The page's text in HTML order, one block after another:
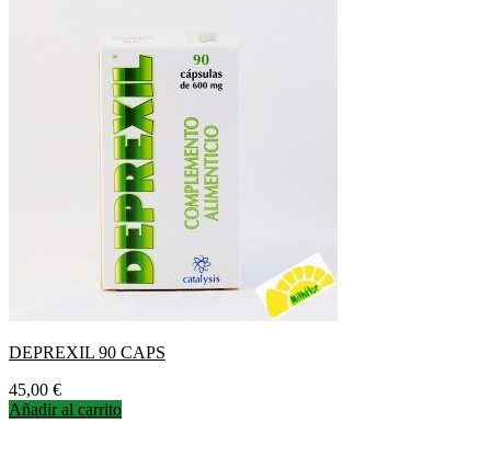
DEPREXIL 90 CAPS
Precio
45,00 €
Añadir al carrito